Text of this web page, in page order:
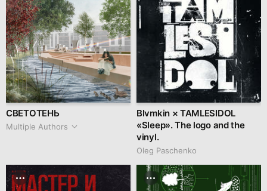
СВЕТОТЕНЬ
Multiple Authors
Blvmkin × TAMLESIDOL
«Sleep». The logo and the
vinyl.
Oleg Paschenko